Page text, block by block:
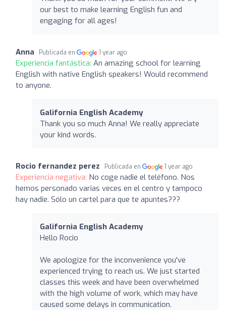
our best to make learning English fun and
engaging for all ages!
Anna Publicada en 1 year ago
Experiencia fantástica: An amazing school for learning
English with native English speakers! Would recommend
to anyone.
Galifornia English Academy
Thank you so much Anna! We really appreciate
your kind words.
Rocio fernandez perez Publicada en 1 year ago
Experiencia negativa: No coge nadie el teléfono. Nos
hemos personado varias veces en el centro y tampoco
hay nadie. Sólo un cartel para que te apuntes???
Galifornia English Academy
Hello Rocio
We apologize for the inconvenience you've
experienced trying to reach us. We just started
classes this week and have been overwhelmed
with the high volume of work, which may have
caused some delays in communication.